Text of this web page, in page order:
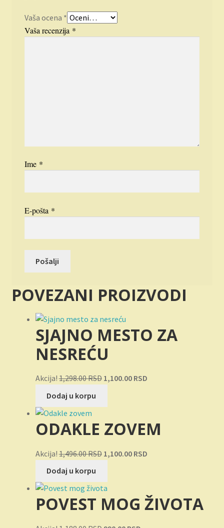
Vaša ocena *
Vaša recenzija *
Ime *
E-pošta *
POVEZANI PROIZVODI
SJAJNO MESTO ZA
NESREĆU
Akcija!1,298.00RSD Originalna
1,298.00 RSD.
1,100.00 RSDTrenutna
Dodaj u korpu
ODAKLE ZOVEM
Akcija!1,496.00RSD Originalna
bila:
1,496.00 RSD.
1,100.00 RSDTrenutna
Dodaj u korpu
POVEST MOG ŽIVOTA